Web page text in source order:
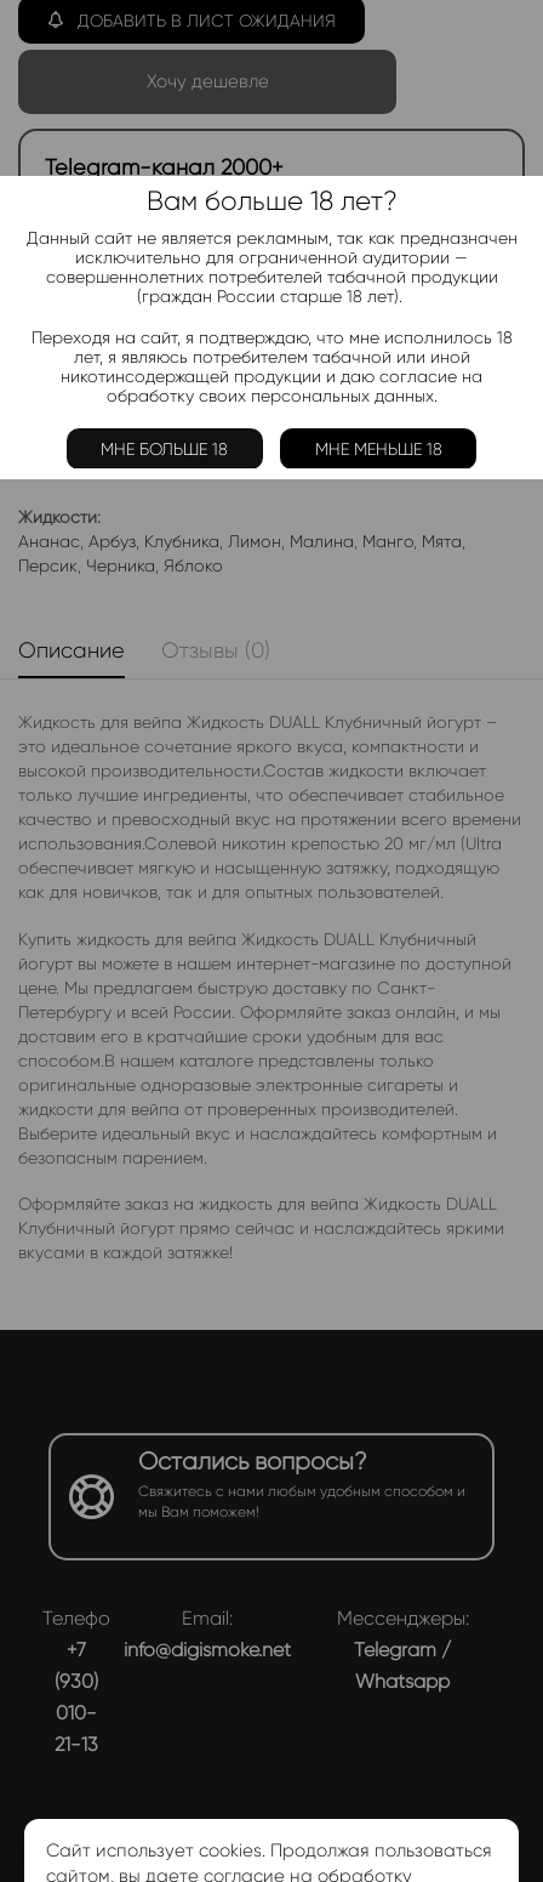
ДОБАВИТЬ В ЛИСТ ОЖИДАНИЯ
Хочу дешевле
Telegram-канал 2000+
Актуальные новинки и акции каждые день!
Подписаться
Категории:
Жидкость DUAL SALT LIGHT
Электронки:
Клубника ,Лимон, Манго , Мороженое,Мята ,Персик
Фруктовые,Яблоко,Ягодные
Жидкости:
Ананас Арбуз Клубника Лимон Малина Манго Мята
Персик Черника Яблоко
Описание Отзывы (0)
Жидкость для вейпа Жидкость DUALL Клубничный йогурт –
это идеальное сочетание яркого вкуса, компактности и
высокой производительности.Состав жидкости включает
только лучшие ингредиенты, что обеспечивает стабильное
качество и превосходный вкус на протяжении всего времени
использования.Солевой никотин крепостью 20 мг/мл (Ultra
обеспечивает мягкую и насыщенную затяжку, подходящую
как для новичков, так и для опытных пользователей.
Купить жидкость для вейпа Жидкость DUALL Клубничный
йогурт вы можете в нашем интернет-магазине по доступной
цене. Мы предлагаем быструю доставку по Санкт-
Петербургу и всей России. Оформляйте заказ онлайн, и мы
доставим его в кратчайшие сроки удобным для вас
способом.В нашем каталоге представлены только
оригинальные одноразовые электронные сигареты и
жидкости для вейпа от проверенных производителей.
Выберите идеальный вкус и наслаждайтесь комфортным и
безопасным парением.
Оформляйте заказ на жидкость для вейпа Жидкость DUALL
Клубничный йогурт прямо сейчас и наслаждайтесь яркими
вкусами в каждой затяжке!
Остались вопросы?
Свяжитесь с нами любым удобным способом и
мы Вам поможем!
Телефон:
+7
(930)
010-
21-13
Email:
info@digismoke.net
Мессенджеры:
Telegram /
Whatsapp
Сайт использует cookies. Продолжая пользоваться
сайтом, вы даете согласие на обработку
Вам больше 18 лет?
Данный сайт не является рекламным, так как предназначен
исключительно для ограниченной аудитории —
совершеннолетних потребителей табачной продукции
(граждан России старше 18 лет).
Переходя на сайт, я подтверждаю, что мне исполнилось 18
лет, я являюсь потребителем табачной или иной
никотинсодержащей продукции и даю согласие на
обработку своих персональных данных.
МНЕ БОЛЬШЕ 18 МНЕ МЕНЬШЕ 18